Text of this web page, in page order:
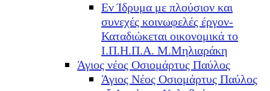
Εν Ίδρυμα με πλούσιον και
συνεχές κοινωφελές έργον-
Καταδιώκεται οικονομικά το
Ι.Π.Η.Π.Α. Μ.Μηλιαράκη
Άγιος νέος Οσιομάρτυς Παύλος
Άγιος Νέος Οσιομάρτυς Παύλος